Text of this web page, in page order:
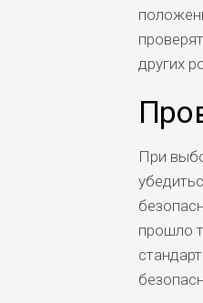
других
При
прошло